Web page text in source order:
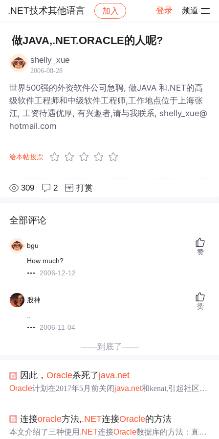
.NET技术其他语言 加入 登录 频道
社区 .NET技术其他语言 帖子详情
做JAVA,.NET.ORACLE的人呢?
shelly_xue
2006-08-28
世界500强的外资软件公司急聘, 做JAVA 和.NET的高
级软件工程师和中级软件工程师,工作地点位于上海张
江, 工资待遇优厚, 有兴趣者,请与我联系, shelly_xue@
hotmail.com
给本帖投票
309 2 打赏
全部评论
bgu
How much?
2006-12-12
赞
股神
..
2006-11-04
赞
——到底了——
因此， Oracle杀死了java.net
Oracle计划在2017年5月前关闭 java.net和kenai,引起社区对
价值的信息面临丢失风险。
连接oracle方法,.NET连接Oracle的方法
本文介绍了三种使用 .NET连接Oracle数据库的方法：直接